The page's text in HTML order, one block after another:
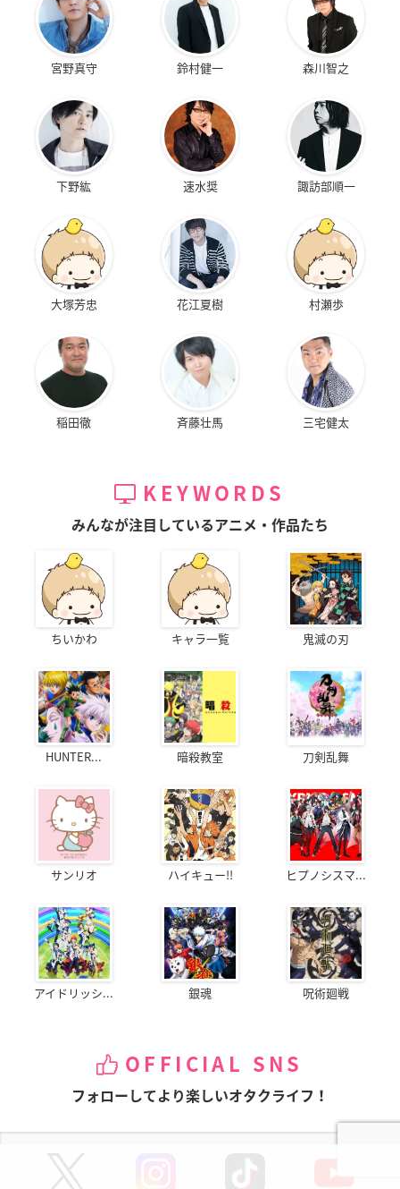
宮野真守 鈴村健一 森川智之
下野紘 速水奨 諏訪部順一
大塚芳忠 花江夏樹 村瀬歩
稲田徹 斉藤壮馬 三宅健太
KEYWORDS
みんなが注目しているアニメ・作品たち
ちいかわ キャラ一覧 鬼滅の刃
HUNTER... 暗殺教室 刀剣乱舞
サンリオ ハイキュー!! ヒプノシスマ...
アイドリッシ... 銀魂 呪術廻戦
OFFICIAL SNS
フォローしてより楽しいオタクライフ！